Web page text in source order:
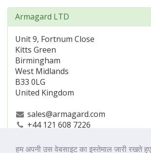
हम अपनी उस वेबसाइट का इस्तेमाल जारी रखते
Armagard LTD
Unit 9, Fortnum Close
Kitts Green
Birmingham
West Midlands
B33 0LG
United Kingdom
sales@armagard.com
+44 121 608 7226